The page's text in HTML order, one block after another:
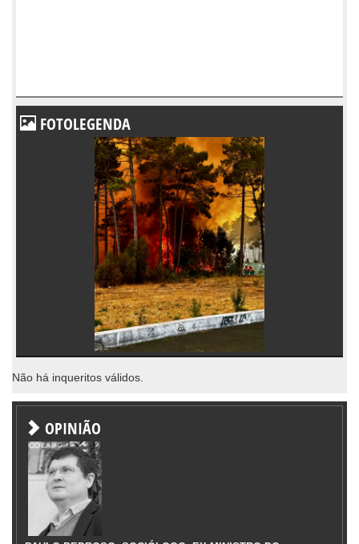
FOTOLEGENDA
Não há inqueritos válidos.
OPINIÃO